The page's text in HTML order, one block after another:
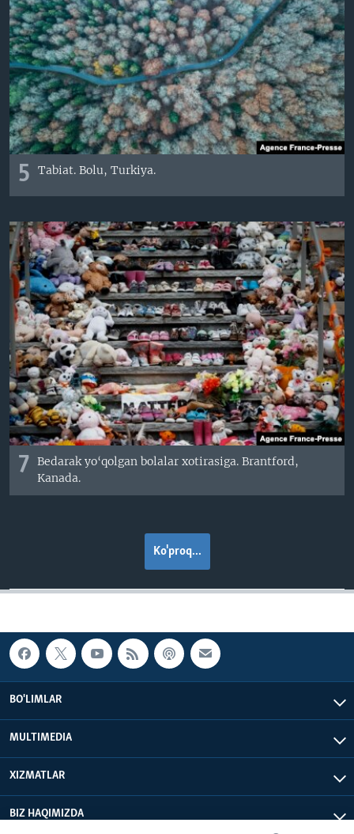
5 Tabiat. Bolu, Turkiya.
7 Bedarak yo‘qolgan bolalar xotirasiga. Brantford,
Kanada.
Ko'proq...
BO'LIMLAR
MULTIMEDIA
XIZMATLAR
BIZ HAQIMIZDA